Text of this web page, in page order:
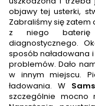
objawy tej usterki,
Zabraliśmy się
z niego baterię
diagnostycznego.
sposób naładowana
problemów. Dało
w innym miejscu.
ładowania. W
szczególnie mocno